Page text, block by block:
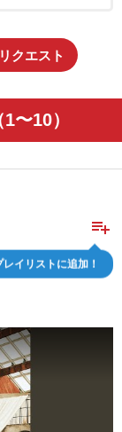
クエスト
〜10）
playlist_add
レイリストに追加！